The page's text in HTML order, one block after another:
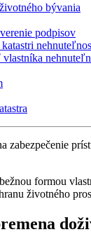
bývania
podpisov
zabezpečenie
formou
životného